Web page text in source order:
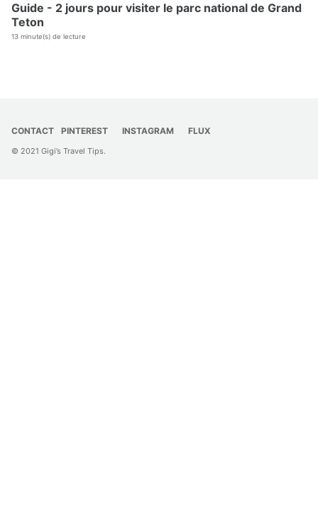
Guide - 2 jours pour visiter le parc national de Grand
Teton
13 minute(s) de lecture
CONTACT PINTEREST INSTAGRAM FLUX
© 2021 Gigi’s Travel Tips.